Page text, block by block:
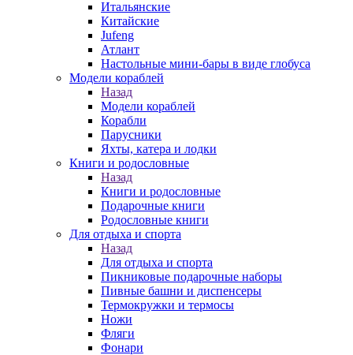
Итальянские
Китайские
Jufeng
Атлант
Настольные мини-бары в виде глобуса
Модели кораблей
Назад
Модели кораблей
Корабли
Парусники
Яхты, катера и лодки
Книги и родословные
Назад
Книги и родословные
Подарочные книги
Родословные книги
Для отдыха и спорта
Назад
Для отдыха и спорта
Пикниковые подарочные наборы
Пивные башни и диспенсеры
Термокружки и термосы
Ножи
Фляги
Фонари